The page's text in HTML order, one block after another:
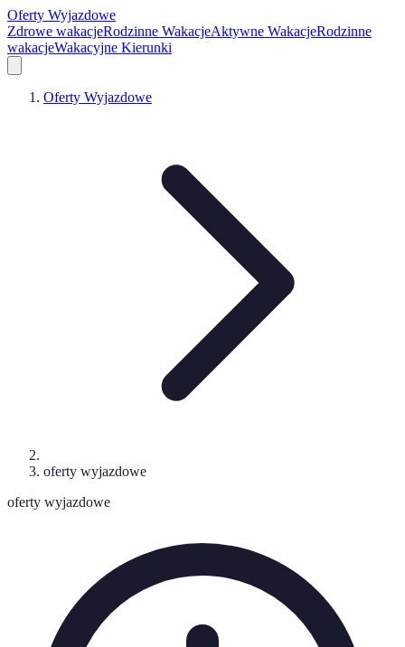
Oferty Wyjazdowe
Zdrowe wakacjeRodzinne WakacjeAktywne WakacjeRodzinne
wakacjeWakacyjne Kierunki
Oferty Wyjazdowe
oferty wyjazdowe
oferty wyjazdowe